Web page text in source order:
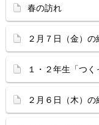
春の訪れ
２月７日（金）の
１・２年生「つく
２月６日（木）の